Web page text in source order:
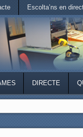
Escolta’ns en
DIRECTE